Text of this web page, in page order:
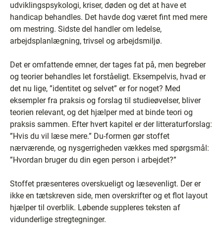
udviklingspsykologi, kriser, døden og det at have et
handicap behandles. Det havde dog været fint med mere
om mestring. Sidste del handler om ledelse,
arbejdsplanlægning, trivsel og arbejdsmiljø.
Det er omfattende emner, der tages fat på, men begreber
og teorier behandles let forståeligt. Eksempelvis, hvad er
det nu lige, ”identitet og selvet” er for noget? Med
eksempler fra praksis og forslag til studieøvelser, bliver
teorien relevant, og det hjælper med at binde teori og
praksis sammen. Efter hvert kapitel er der litteraturforslag:
”Hvis du vil læse mere.” Du-formen gør stoffet
nærværende, og nysgerrigheden vækkes med spørgsmål:
”Hvordan bruger du din egen person i arbejdet?”
Stoffet præsenteres overskueligt og læsevenligt. Der er
ikke en tætskreven side, men overskrifter og et flot layout
hjælper til overblik. Løbende suppleres teksten af
vidunderlige stregtegninger.